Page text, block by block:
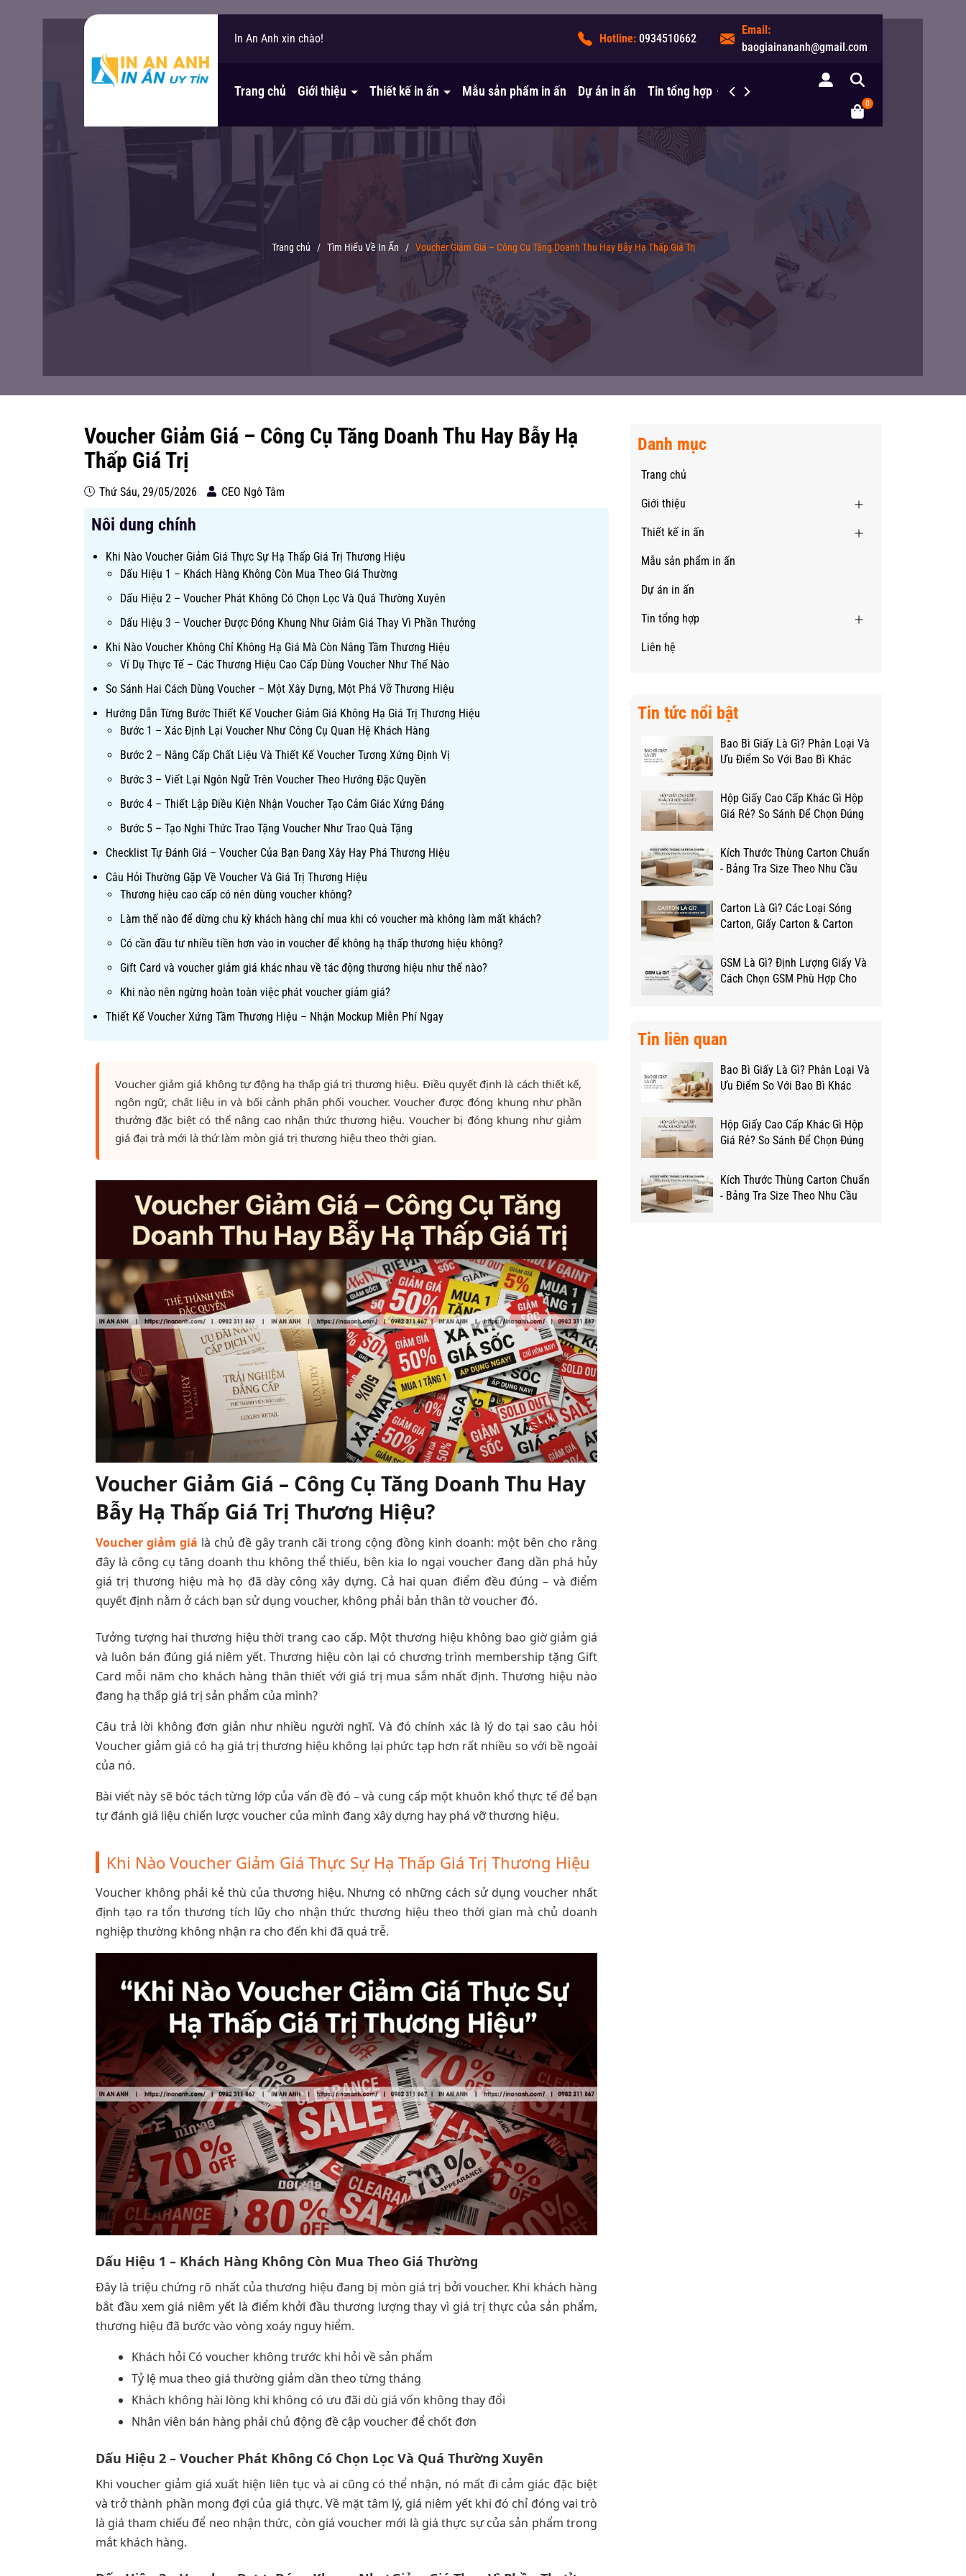
In An Anh xin chào!
Bạn cần hỗ trợ? Hotline: 0934510662
Email:
baogiainananh@gmail.com
Trang chủ Giới thiệu Thiết kế in ấn Mẫu sản phẩm in ấn Dự án in ấn Tin tổng hợp Liên hệ
0
Trang chủ / Tìm Hiểu Về In Ấn / Voucher Giảm Giá – Công Cụ Tăng Doanh Thu Hay Bẫy Hạ Thấp Giá Trị
Voucher Giảm Giá – Công Cụ Tăng Doanh Thu Hay Bẫy Hạ
Thấp Giá Trị
Thứ Sáu, 29/05/2026 CEO Ngô Tâm
Nôi dung chính
Khi Nào Voucher Giảm Giá Thực Sự Hạ Thấp Giá Trị Thương Hiệu
Dấu Hiệu 1 – Khách Hàng Không Còn Mua Theo Giá Thường
Dấu Hiệu 2 – Voucher Phát Không Có Chọn Lọc Và Quá Thường Xuyên
Dấu Hiệu 3 – Voucher Được Đóng Khung Như Giảm Giá Thay Vì Phần Thưởng
Khi Nào Voucher Không Chỉ Không Hạ Giá Mà Còn Nâng Tầm Thương Hiệu
Ví Dụ Thực Tế – Các Thương Hiệu Cao Cấp Dùng Voucher Như Thế Nào
So Sánh Hai Cách Dùng Voucher – Một Xây Dựng, Một Phá Vỡ Thương Hiệu
Hướng Dẫn Từng Bước Thiết Kế Voucher Giảm Giá Không Hạ Giá Trị Thương Hiệu
Bước 1 – Xác Định Lại Voucher Như Công Cụ Quan Hệ Khách Hàng
Bước 2 – Nâng Cấp Chất Liệu Và Thiết Kế Voucher Tương Xứng Định Vị
Bước 3 – Viết Lại Ngôn Ngữ Trên Voucher Theo Hướng Đặc Quyền
Bước 4 – Thiết Lập Điều Kiện Nhận Voucher Tạo Cảm Giác Xứng Đáng
Bước 5 – Tạo Nghi Thức Trao Tặng Voucher Như Trao Quà Tặng
Checklist Tự Đánh Giá – Voucher Của Bạn Đang Xây Hay Phá Thương Hiệu
Câu Hỏi Thường Gặp Về Voucher Và Giá Trị Thương Hiệu
Thương hiệu cao cấp có nên dùng voucher không?
Làm thế nào để dừng chu kỳ khách hàng chỉ mua khi có voucher mà không làm mất khách?
Có cần đầu tư nhiều tiền hơn vào in voucher để không hạ thấp thương hiệu không?
Gift Card và voucher giảm giá khác nhau về tác động thương hiệu như thế nào?
Khi nào nên ngừng hoàn toàn việc phát voucher giảm giá?
Thiết Kế Voucher Xứng Tầm Thương Hiệu – Nhận Mockup Miễn Phí Ngay
Voucher giảm giá không tự động hạ thấp giá trị thương hiệu. Điều quyết định là cách thiết kế,
ngôn ngữ, chất liệu in và bối cảnh phân phối voucher. Voucher được đóng khung như phần
thưởng đặc biệt có thể nâng cao nhận thức thương hiệu. Voucher bị đóng khung như giảm
giá đại trà mới là thứ làm mòn giá trị thương hiệu theo thời gian.
Voucher Giảm Giá – Công Cụ Tăng Doanh Thu Hay
Bẫy Hạ Thấp Giá Trị Thương Hiệu?
Voucher giảm giá là chủ đề gây tranh cãi trong cộng đồng kinh doanh: một bên cho rằng
đây là công cụ tăng doanh thu không thể thiếu, bên kia lo ngại voucher đang dần phá hủy
giá trị thương hiệu mà họ đã dày công xây dựng. Cả hai quan điểm đều đúng – và điểm
quyết định nằm ở cách bạn sử dụng voucher, không phải bản thân tờ voucher đó.
Tưởng tượng hai thương hiệu thời trang cao cấp. Một thương hiệu không bao giờ giảm giá
và luôn bán đúng giá niêm yết. Thương hiệu còn lại có chương trình membership tặng Gift
Card mỗi năm cho khách hàng thân thiết với giá trị mua sắm nhất định. Thương hiệu nào
đang hạ thấp giá trị sản phẩm của mình?
Câu trả lời không đơn giản như nhiều người nghĩ. Và đó chính xác là lý do tại sao câu hỏi
Voucher giảm giá có hạ giá trị thương hiệu không lại phức tạp hơn rất nhiều so với bề ngoài
của nó.
Bài viết này sẽ bóc tách từng lớp của vấn đề đó – và cung cấp một khuôn khổ thực tế để bạn
tự đánh giá liệu chiến lược voucher của mình đang xây dựng hay phá vỡ thương hiệu.
Khi Nào Voucher Giảm Giá Thực Sự Hạ Thấp Giá Trị Thương Hiệu
Voucher không phải kẻ thù của thương hiệu. Nhưng có những cách sử dụng voucher nhất
định tạo ra tổn thương tích lũy cho nhận thức thương hiệu theo thời gian mà chủ doanh
nghiệp thường không nhận ra cho đến khi đã quá trễ.
Dấu Hiệu 1 – Khách Hàng Không Còn Mua Theo Giá Thường
Đây là triệu chứng rõ nhất của thương hiệu đang bị mòn giá trị bởi voucher. Khi khách hàng
bắt đầu xem giá niêm yết là điểm khởi đầu thương lượng thay vì giá trị thực của sản phẩm,
thương hiệu đã bước vào vòng xoáy nguy hiểm.
Khách hỏi Có voucher không trước khi hỏi về sản phẩm
Tỷ lệ mua theo giá thường giảm dần theo từng tháng
Khách không hài lòng khi không có ưu đãi dù giá vốn không thay đổi
Nhân viên bán hàng phải chủ động đề cập voucher để chốt đơn
Dấu Hiệu 2 – Voucher Phát Không Có Chọn Lọc Và Quá Thường Xuyên
Khi voucher giảm giá xuất hiện liên tục và ai cũng có thể nhận, nó mất đi cảm giác đặc biệt
và trở thành phần mong đợi của giá thực. Về mặt tâm lý, giá niêm yết khi đó chỉ đóng vai trò
là giá tham chiếu để neo nhận thức, còn giá voucher mới là giá thực sự của sản phẩm trong
mắt khách hàng.
Danh mục
Trang chủ
Giới thiệu
Thiết kế in ấn
Mẫu sản phẩm in ấn
Dự án in ấn
Tin tổng hợp
Liên hệ
Tin tức nổi bật
Bao Bì Giấy Là Gì? Phân Loại Và
Ưu Điểm So Với Bao Bì Khác
Hộp Giấy Cao Cấp Khác Gì Hộp
Giá Rẻ? So Sánh Để Chọn Đúng
Kích Thước Thùng Carton Chuẩn
- Bảng Tra Size Theo Nhu Cầu
Carton Là Gì? Các Loại Sóng
Carton, Giấy Carton & Carton
GSM Là Gì? Định Lượng Giấy Và
Cách Chọn GSM Phù Hợp Cho
Tin liên quan
Bao Bì Giấy Là Gì? Phân Loại Và
Ưu Điểm So Với Bao Bì Khác
Hộp Giấy Cao Cấp Khác Gì Hộp
Giá Rẻ? So Sánh Để Chọn Đúng
Kích Thước Thùng Carton Chuẩn
- Bảng Tra Size Theo Nhu Cầu